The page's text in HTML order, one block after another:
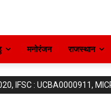
मनोरंजन राजस्थान
IFSC : UCBA0000911,